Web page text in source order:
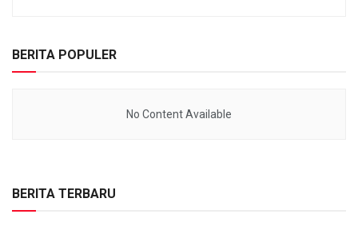
BERITA POPULER
No Content Available
BERITA TERBARU